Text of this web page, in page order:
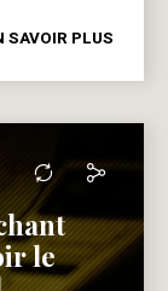
SAVOIR PLUS
le